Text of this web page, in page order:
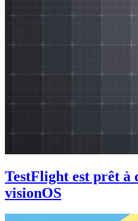
TestFlight est prêt à
visionOS